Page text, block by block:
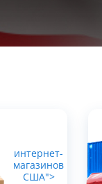
интернет-
магазинов
США">